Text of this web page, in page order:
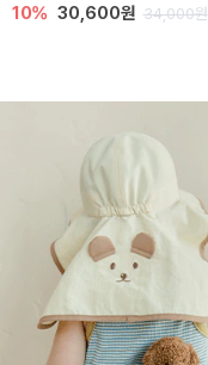
10% 30,600원 34,000원